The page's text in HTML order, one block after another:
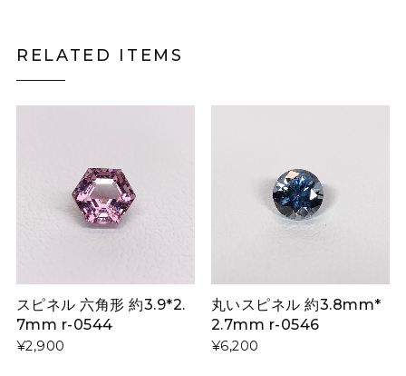
RELATED ITEMS
スピネル 六角形 約3.9*2.
7mm r-0544
¥2,900
丸いスピネル 約3.8mm*
2.7mm r-0546
¥6,200